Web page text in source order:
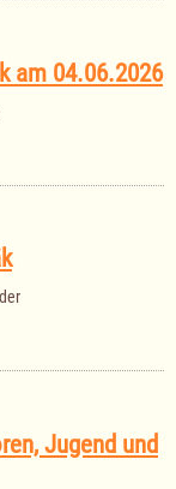
am 04.06.2026
Jugend und